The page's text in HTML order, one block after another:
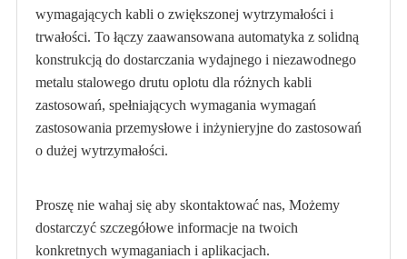
Specyfikacja
równoległego
gwintu rolki
(% u22486 kg)
Podbieracz
silnik
380 V 5,5 kW 380 V 1,1 kW
wymagających kabli o zwiększonej wytrzymałości i
trwałości. To łączy zaawansowana automatyka z solidną
konstrukcją do dostarczania wydajnego i niezawodnego
metalu stalowego drutu oplotu dla różnych kabli
zastosowań, spełniających wymagania wymagań
zastosowania przemysłowe i inżynieryjne do zastosowań
o dużej wytrzymałości.
Proszę nie wahaj się aby skontaktować nas, Możemy
dostarczyć szczegółowe informacje na twoich
konkretnych wymaganiach i aplikacjach.